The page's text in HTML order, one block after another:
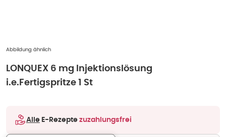
Abbildung ähnlich
LONQUEX 6 mg Injektionslösung
i.e.Fertigspritze 1 St
Alle E-Rezepte zuzahlungsfrei